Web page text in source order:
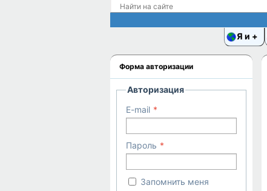
Я и
Форма авторизации
Авторизация
E-mail
Пароль
Запомнить меня